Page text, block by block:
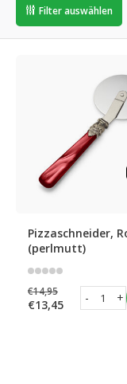
Filter auswählen
Pizzaschneider,
(perlmutt)
€14,95
€13,45 +
-